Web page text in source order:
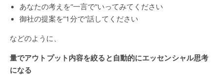
あなたの考えを”一言で”いってみてください
御社の提案を”1分で”話してください
などのように、
量でアウトプット内容を絞ると自動的にエッセンシャル思考
になる